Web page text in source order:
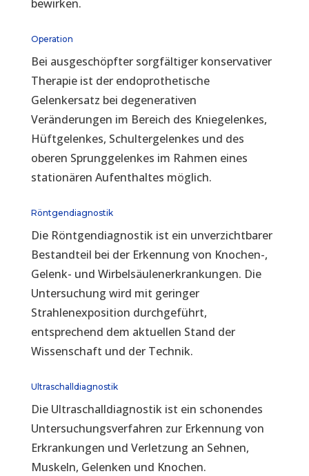
bewirken.
Operation
Bei ausgeschöpfter sorgfältiger konservativer
Therapie ist der endoprothetische
Gelenkersatz bei degenerativen
Veränderungen im Bereich des Kniegelenkes,
Hüftgelenkes, Schultergelenkes und des
oberen Sprunggelenkes im Rahmen eines
stationären Aufenthaltes möglich.
Röntgendiagnostik
Die Röntgendiagnostik ist ein unverzichtbarer
Bestandteil bei der Erkennung von Knochen-,
Gelenk- und Wirbelsäulenerkrankungen. Die
Untersuchung wird mit geringer
Strahlenexposition durchgeführt,
entsprechend dem aktuellen Stand der
Wissenschaft und der Technik.
Ultraschalldiagnostik
Die Ultraschalldiagnostik ist ein schonendes
Untersuchungsverfahren zur Erkennung von
Erkrankungen und Verletzung an Sehnen,
Muskeln, Gelenken und Knochen.